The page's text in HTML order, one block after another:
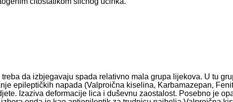
da izbjegavaju spada relativno mala grupa lijekova. U tu
epileptičkih napada (Valproična kiselina, Karbamazepan,
Izaziva deformacije lica i duševnu zaostalost. Posebno je